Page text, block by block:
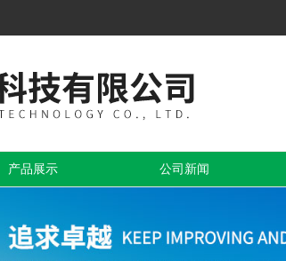
产品展示 公司新闻